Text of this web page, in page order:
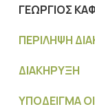
ΓΕΩΡΓΙΟΣ
ΠΕΡΙΛΗΨΗ
ΔΙΑΚΗΡΥΞΗ
ΥΠΟΔΕΙΓΜΑ